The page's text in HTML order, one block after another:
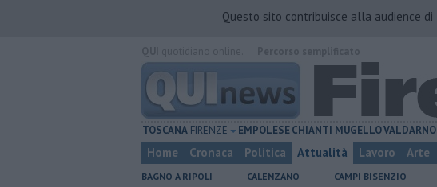
Questo sito contribuisce alla audience di
TOSCANA FIRENZE EMPOLESECHIANTI MUGELLOVALDARNO
Home Cronaca Politica Attualità Lavoro Arte
BAGNO A RIPOLI CALENZANO CAMPI BISENZIO